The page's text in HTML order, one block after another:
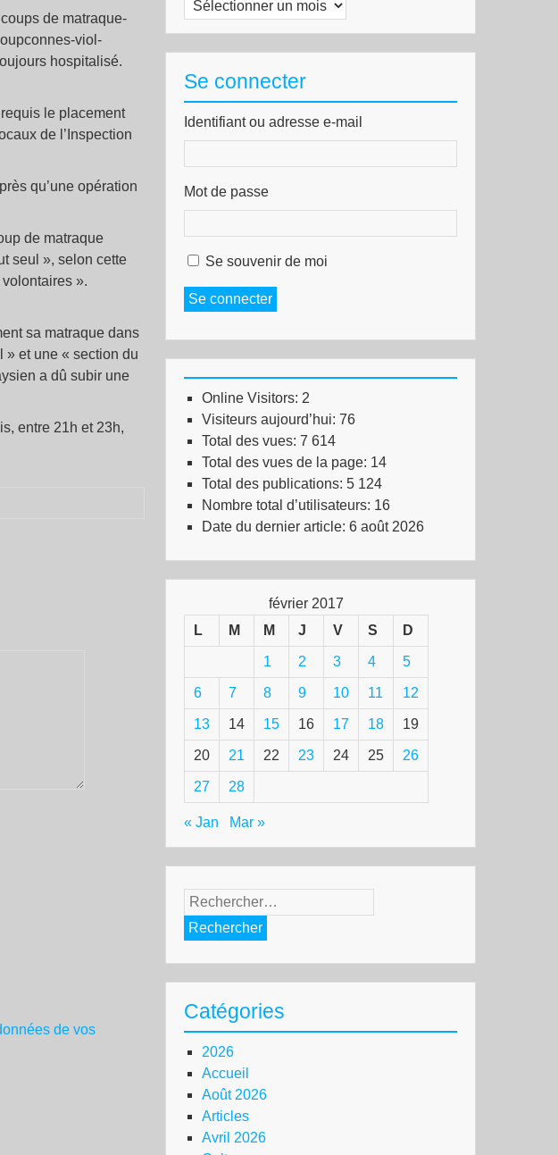
de matraque-
viol-
hospitalisé.
le placement
de l’Inspection
qu’une opération
de matraque
seul », selon cette
».
sa matraque dans
» et une « section du
a dû subir une
entre 21h et 23h,
de vos
Se connecter
Identifiant ou adresse e-mail
Mot de passe
Se souvenir de moi
Se connecter
Online Visitors: 2
Visiteurs aujourd’hui: 76
Total des vues: 7 614
Total des vues de la page: 14
Total des publications: 5 124
Nombre total d’utilisateurs: 16
Date du dernier article: 6 août 2026
février 2017
L
M M J V S D
1 2 3 4 5
6 7 8 9 10 11 12
13 14 15 16 17 18 19
20 21 22 23 24 25 26
27 28
« Jan Mar »
Rechercher :
Catégories
2026
Accueil
Août 2026
Articles
Avril 2026